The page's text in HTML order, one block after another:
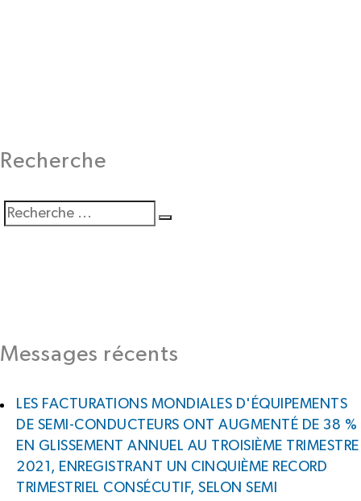
Recherche
Recherchez
Messages récents
LES FACTURATIONS MONDIALES D'ÉQUIPEMENTS
DE SEMI-CONDUCTEURS ONT AUGMENTÉ DE 38 %
EN GLISSEMENT ANNUEL AU TROISIÈME TRIMESTRE
2021, ENREGISTRANT UN CINQUIÈME RECORD
TRIMESTRIEL CONSÉCUTIF, SELON SEMI